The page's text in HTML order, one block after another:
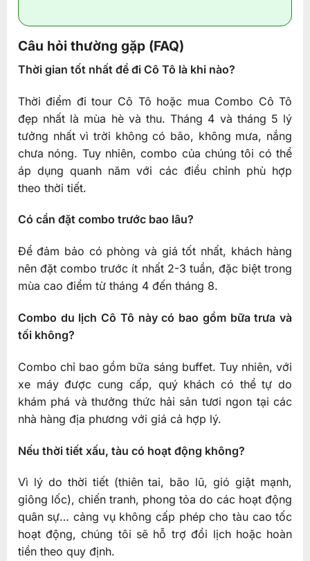
Câu hỏi thường gặp (FAQ)
Thời gian tốt nhất để đi Cô Tô là khi nào?
Thời điểm đi tour Cô Tô hoặc mua Combo Cô Tô
đẹp nhất là mùa hè và thu. Tháng 4 và tháng 5 lý
tưởng nhất vì trời không có bão, không mưa, nắng
chưa nóng. Tuy nhiên, combo của chúng tôi có thể
áp dụng quanh năm với các điều chỉnh phù hợp
theo thời tiết.
Có cần đặt combo trước bao lâu?
Để đảm bảo có phòng và giá tốt nhất, khách hàng
nên đặt combo trước ít nhất 2-3 tuần, đặc biệt trong
mùa cao điểm từ tháng 4 đến tháng 8.
Combo du lịch Cô Tô này có bao gồm bữa trưa và
tối không?
Combo chỉ bao gồm bữa sáng buffet. Tuy nhiên, với
xe máy được cung cấp, quý khách có thể tự do
khám phá và thưởng thức hải sản tươi ngon tại các
nhà hàng địa phương với giá cả hợp lý.
Nếu thời tiết xấu, tàu có hoạt động không?
Vì lý do thời tiết (thiên tai, bão lũ, gió giật mạnh,
giông lốc), chiến tranh, phong tỏa do các hoạt động
quân sự… cảng vụ không cấp phép cho tàu cao tốc
hoạt động, chúng tôi sẽ hỗ trợ đổi lịch hoặc hoàn
tiền theo quy định.